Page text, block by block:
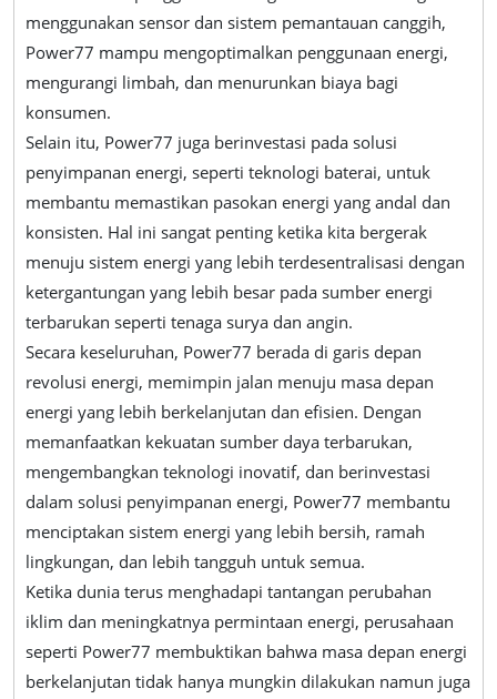
menggunakan sensor dan sistem pemantauan canggih,
Power77 mampu mengoptimalkan penggunaan energi,
mengurangi limbah, dan menurunkan biaya bagi
konsumen.
Selain itu, Power77 juga berinvestasi pada solusi
penyimpanan energi, seperti teknologi baterai, untuk
membantu memastikan pasokan energi yang andal dan
konsisten. Hal ini sangat penting ketika kita bergerak
menuju sistem energi yang lebih terdesentralisasi dengan
ketergantungan yang lebih besar pada sumber energi
terbarukan seperti tenaga surya dan angin.
Secara keseluruhan, Power77 berada di garis depan
revolusi energi, memimpin jalan menuju masa depan
energi yang lebih berkelanjutan dan efisien. Dengan
memanfaatkan kekuatan sumber daya terbarukan,
mengembangkan teknologi inovatif, dan berinvestasi
dalam solusi penyimpanan energi, Power77 membantu
menciptakan sistem energi yang lebih bersih, ramah
lingkungan, dan lebih tangguh untuk semua.
Ketika dunia terus menghadapi tantangan perubahan
iklim dan meningkatnya permintaan energi, perusahaan
seperti Power77 membuktikan bahwa masa depan energi
berkelanjutan tidak hanya mungkin dilakukan namun juga